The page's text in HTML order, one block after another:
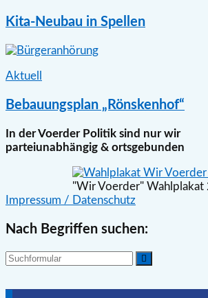
Kita-Neubau in Spellen
Aktuell
Bebauungsplan „Rönskenhof“
In der Voerder Politik sind nur wir
parteiunabhängig & ortsgebunden
"Wir Voerder" Wahlplakat
Impressum / Datenschutz
Nach Begriffen suchen: